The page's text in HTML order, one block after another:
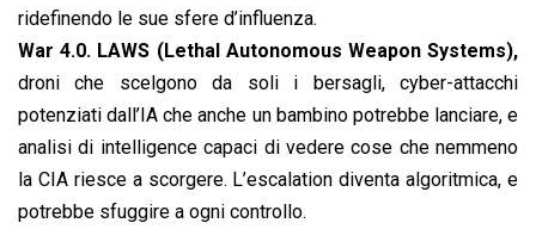
ridefinendo le sue sfere d’influenza.
War 4.0. LAWS (Lethal Autonomous Weapon Systems),
droni che scelgono da soli i bersagli, cyber-attacchi
potenziati dall’IA che anche un bambino potrebbe lanciare, e
analisi di intelligence capaci di vedere cose che nemmeno
la CIA riesce a scorgere. L’escalation diventa algoritmica, e
potrebbe sfuggire a ogni controllo.